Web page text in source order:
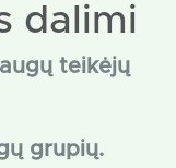
dalimi
teikėjų
grupių.